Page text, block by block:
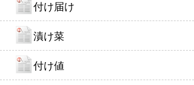
付け届け
漬け菜
付け値